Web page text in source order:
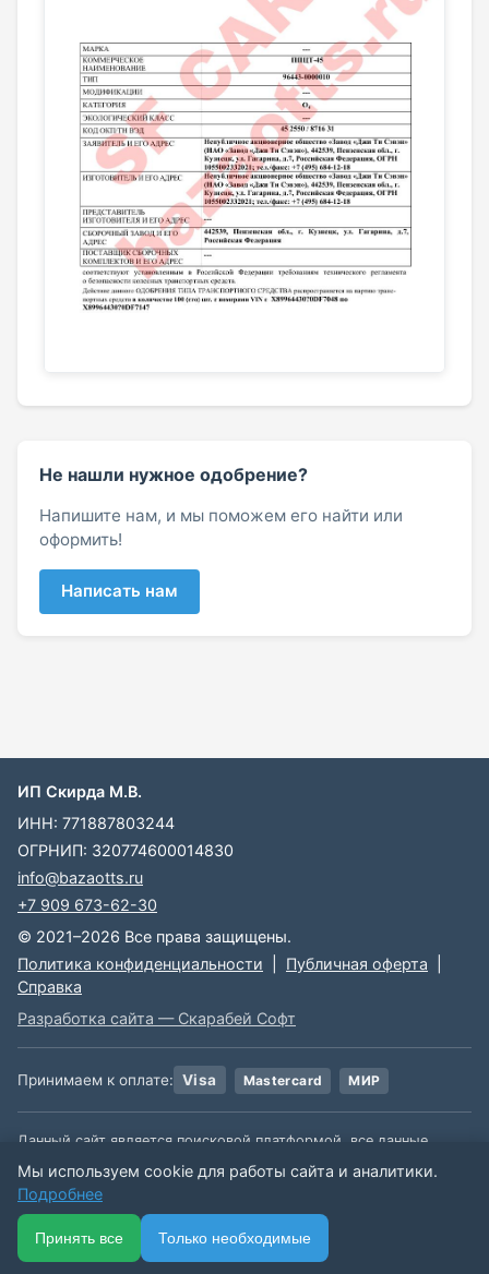
Не нашли нужное одобрение?
Напишите нам, и мы поможем его найти или
оформить!
Написать нам
ИП Скирда М.В.
ИНН: 771887803244
ОГРНИП: 320774600014830
info@bazaotts.ru
+7 909 673-62-30
© 2021–2026 Все права защищены.
Политика конфиденциальности
Публичная оферта
Справка
Разработка сайта — Скарабей Софт
Принимаем к оплате: Visa Mastercard МИР
Данный сайт является поисковой платформой, все данные,
размещенные на сайте, взяты из открытых источников. Мы не
несем ответственности за содержимое данной информации.
🏠
Главная
📋
Каталог
📅
Подписки
Мы используем cookie для работы сайта и аналитики.
Подробнее
Принять все Только необходимые